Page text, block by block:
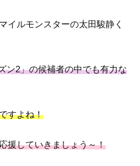
イルモンスターの太田駿静く
ン2」の候補者の中でも有力な
すよね！
援していきましょう～！